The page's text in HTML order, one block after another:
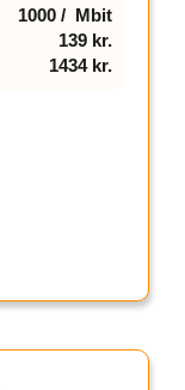
1000 / Mbit
139 kr.
1434 kr.